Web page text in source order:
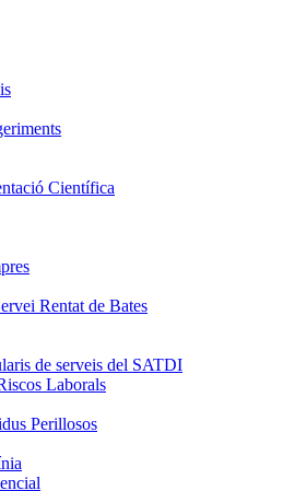
Científica
Rentat de Bates
de serveis del SATDI
Laborals
Perillosos